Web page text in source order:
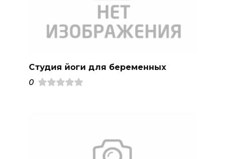
Студия йоги для беременных
0